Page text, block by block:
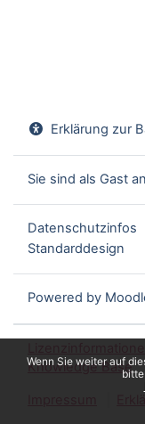
Wenn Sie weiter auf
Erklärung zur
Sie sind als Gast
Datenschutzinfos
Standarddesign
Powered by
Knowledge Base